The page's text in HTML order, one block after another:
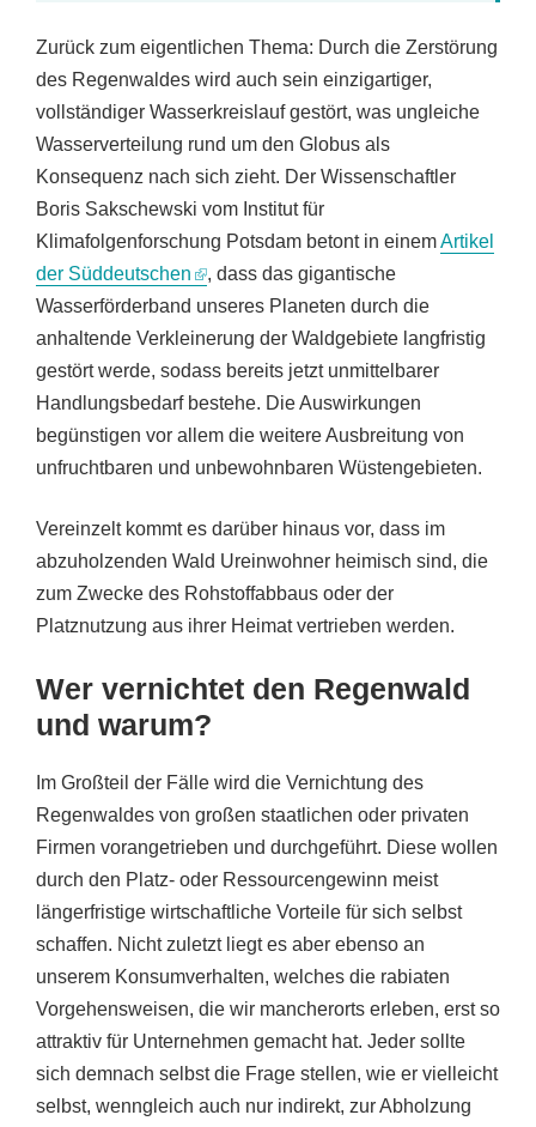
Zurück zum eigentlichen Thema: Durch die Zerstörung
des Regenwaldes wird auch sein einzigartiger,
vollständiger Wasserkreislauf gestört, was ungleiche
Wasserverteilung rund um den Globus als
Konsequenz nach sich zieht. Der Wissenschaftler
Boris Sakschewski vom Institut für
Klimafolgenforschung Potsdam betont in einemArtikel
der Süddeutschen
, dass das gigantische
Wasserförderband unseres Planeten durch die
anhaltende Verkleinerung der Waldgebiete langfristig
gestört werde, sodass bereits jetzt unmittelbarer
Handlungsbedarf bestehe. Die Auswirkungen
begünstigen vor allem die weitere Ausbreitung von
unfruchtbaren und unbewohnbaren Wüstengebieten.
Vereinzelt kommt es darüber hinaus vor, dass im
abzuholzenden Wald Ureinwohner heimisch sind, die
zum Zwecke des Rohstoffabbaus oder der
Platznutzung aus ihrer Heimat vertrieben werden.
Wer vernichtet den Regenwald
und warum?
Im Großteil der Fälle wird die Vernichtung des
Regenwaldes von großen staatlichen oder privaten
Firmen vorangetrieben und durchgeführt. Diese wollen
durch den Platz- oder Ressourcengewinn meist
längerfristige wirtschaftliche Vorteile für sich selbst
schaffen. Nicht zuletzt liegt es aber ebenso an
unserem Konsumverhalten, welches die rabiaten
Vorgehensweisen, die wir mancherorts erleben, erst so
attraktiv für Unternehmen gemacht hat. Jeder sollte
sich demnach selbst die Frage stellen, wie er vielleicht
selbst, wenngleich auch nur indirekt, zur Abholzung